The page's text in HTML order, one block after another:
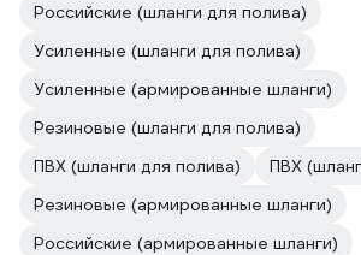
Российские (шланги для полива)
Усиленные (шланги для полива)
Усиленные (армированные шланги)
Резиновые (шланги для полива)
ПВХ (шланги для полива)
ПВХ
Резиновые (армированные шланги)
Российские (армированные шланги)